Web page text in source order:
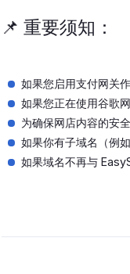
📌 重要须知：
如果您启用支付网关
如果您正在使用谷歌
为确保网店内容的安
如果你有子域名（例
如果域名不再与